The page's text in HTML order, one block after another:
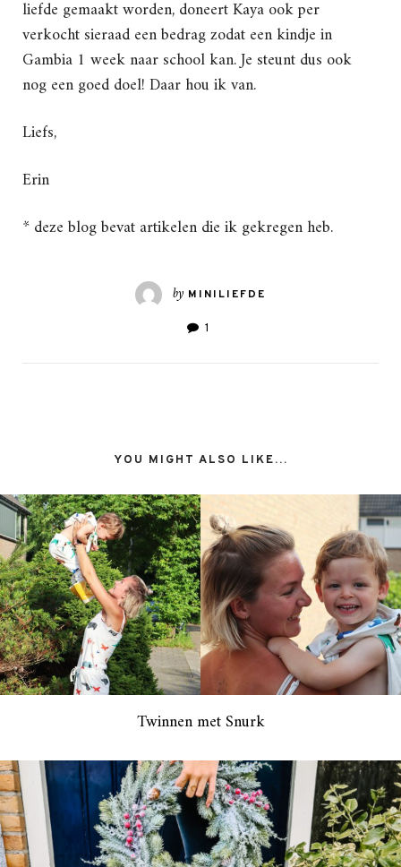
liefde gemaakt worden, doneert Kaya ook per
verkocht sieraad een bedrag zodat een kindje in
Gambia 1 week naar school kan. Je steunt dus ook
nog een goed doel! Daar hou ik van.
Liefs,
Erin
* deze blog bevat artikelen die ik gekregen heb.
by MINILIEFDE
1
YOU MIGHT ALSO LIKE...
Twinnen met Snurk